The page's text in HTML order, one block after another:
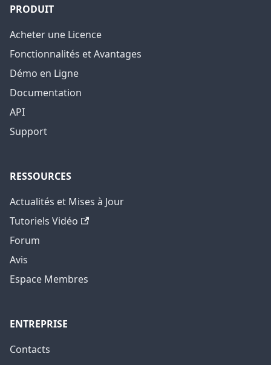
PRODUIT
Acheter une Licence
Fonctionnalités et Avantages
Démo en Ligne
Documentation
API
Support
RESSOURCES
Actualités et Mises à Jour
Tutoriels Vidéo
Forum
Avis
Espace Membres
ENTREPRISE
Contacts